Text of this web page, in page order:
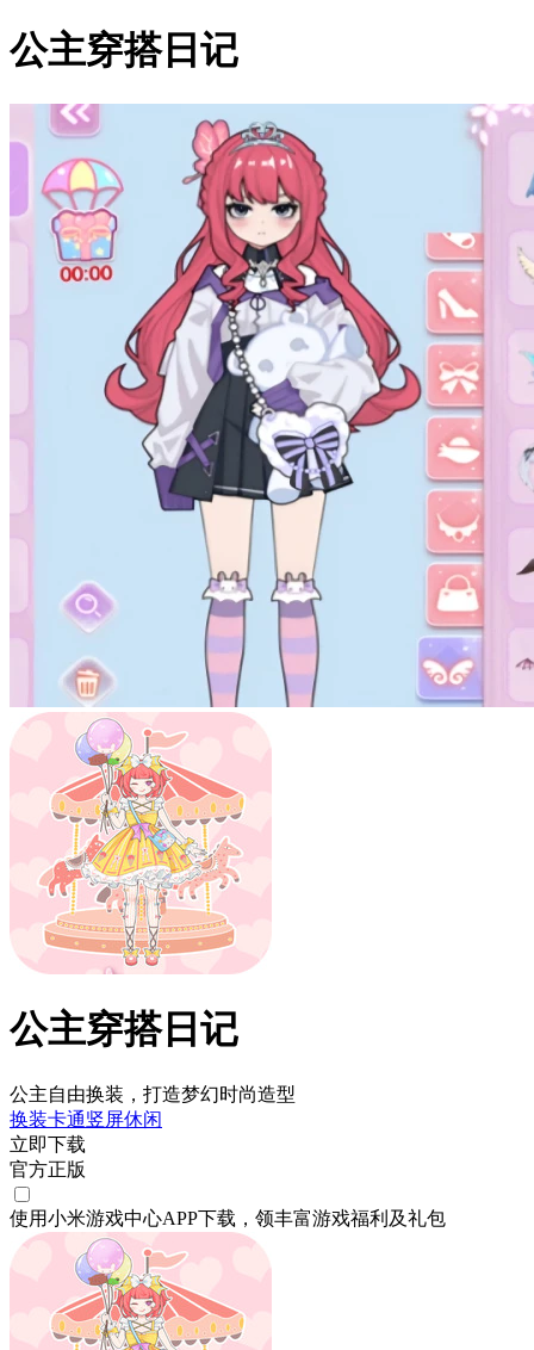
公主穿搭日记
公主穿搭日记
公主自由换装，打造梦幻时尚造型
换装卡通竖屏休闲
立即下载
官方正版
使用小米游戏中心APP下载 ，领丰富游戏福利 及礼包